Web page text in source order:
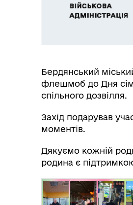
Бердянський
флешмоб до Дня
спільного дозвілля.
Захід подарував
моментів.
Дякуємо кожній
родина є